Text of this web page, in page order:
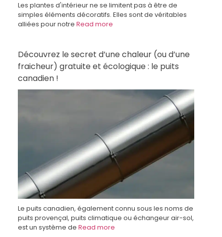
Les plantes d'intérieur ne se limitent pas à être de
simples éléments décoratifs. Elles sont de véritables
alliées pour notre Read more
Découvrez le secret d’une chaleur (ou d’une
fraicheur) gratuite et écologique : le puits
canadien !
Le puits canadien, également connu sous les noms de
puits provençal, puits climatique ou échangeur air-sol,
est un système de Read more